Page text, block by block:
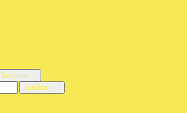
Suchen …
Suchen …